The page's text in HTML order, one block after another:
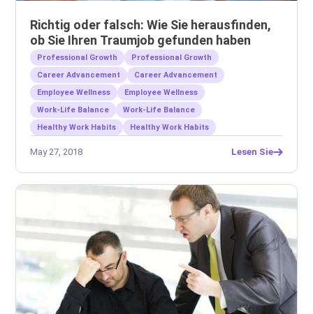
Richtig oder falsch: Wie Sie herausfinden,
ob Sie Ihren Traumjob gefunden haben
Professional Growth
Professional Growth
Career Advancement
Career Advancement
Employee Wellness
Employee Wellness
Work-Life Balance
Work-Life Balance
Healthy Work Habits
Healthy Work Habits
May 27, 2018 Lesen Sie